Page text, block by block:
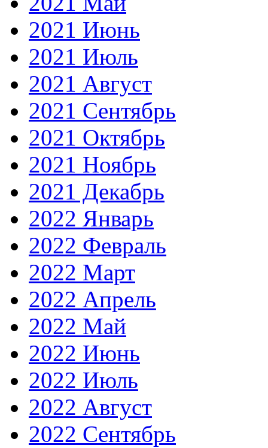
2021 Июнь
2021 Июль
2021 Август
2021 Сентябрь
2021 Октябрь
2021 Ноябрь
2021 Декабрь
2022 Январь
2022 Февраль
2022 Март
2022 Апрель
2022 Май
2022 Июнь
2022 Июль
2022 Август
2022 Сентябрь